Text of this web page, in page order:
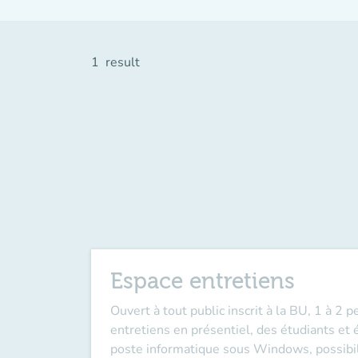
1 result
Espace entretiens
Ouvert à tout public inscrit à la BU, 1 à 2
entretiens en présentiel, des étudiants et
poste informatique sous Windows,